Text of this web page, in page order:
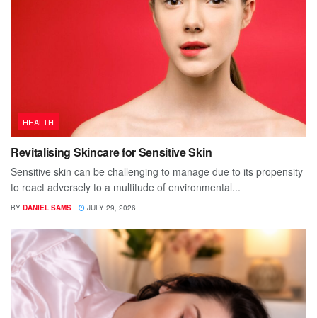
HEALTH
Revitalising Skincare for Sensitive Skin
Sensitive skin can be challenging to manage due to its propensity
to react adversely to a multitude of environmental...
BY DANIEL SAMS JULY 29, 2026